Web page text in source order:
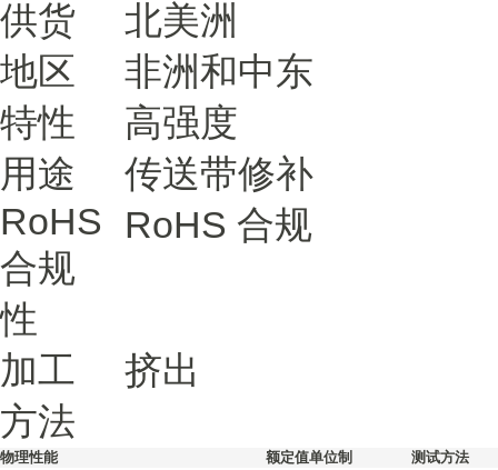
供货
地区
北美洲
非洲和中东
特性
高强度
用途
传送带修补
RoHS
合规
性
RoHS 合规
加工
方法
挤出
物理性能 额定值单位制 测试方法